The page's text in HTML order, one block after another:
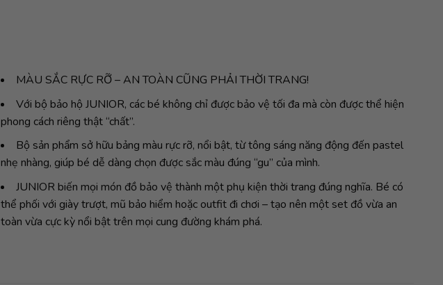
MÀU SẮC RỰC RỠ – AN TOÀN CŨNG PHẢI THỜI TRANG!
Với bộ bảo hộ JUNIOR, các bé không chỉ được bảo vệ tối đa mà còn được thể hiện
phong cách riêng thật “chất”.
Bộ sản phẩm sở hữu bảng màu rực rỡ, nổi bật, từ tông sáng năng động đến pastel
nhẹ nhàng, giúp bé dễ dàng chọn được sắc màu đúng “gu” của mình.
JUNIOR biến mọi món đồ bảo vệ thành một phụ kiện thời trang đúng nghĩa. Bé có
thể phối với giày trượt, mũ bảo hiểm hoặc outfit đi chơi – tạo nên một set đồ vừa an
toàn vừa cực kỳ nổi bật trên mọi cung đường khám phá.